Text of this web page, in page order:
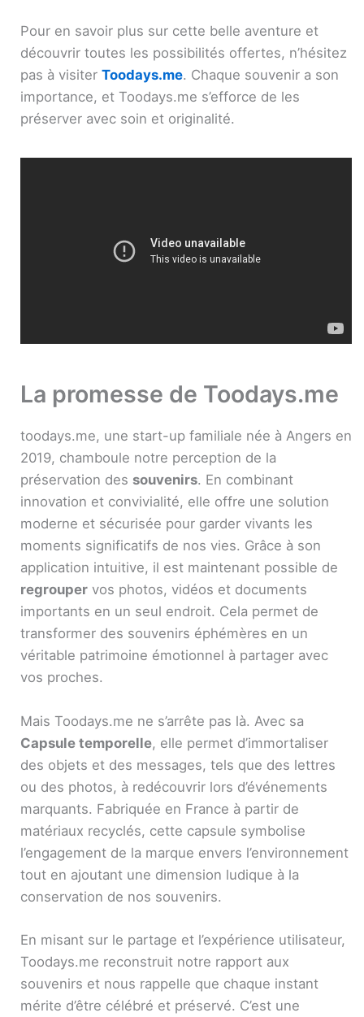
Pour en savoir plus sur cette belle aventure et
découvrir toutes les possibilités offertes, n’hésitez
pas à visiter Toodays.me. Chaque souvenir a son
importance, et Toodays.me s’efforce de les
préserver avec soin et originalité.
La promesse de Toodays.me
toodays.me, une start-up familiale née à Angers en
2019, chamboule notre perception de la
préservation des souvenirs. En combinant
innovation et convivialité, elle offre une solution
moderne et sécurisée pour garder vivants les
moments significatifs de nos vies. Grâce à son
application intuitive, il est maintenant possible de
regrouper vos photos, vidéos et documents
importants en un seul endroit. Cela permet de
transformer des souvenirs éphémères en un
véritable patrimoine émotionnel à partager avec
vos proches.
Mais Toodays.me ne s’arrête pas là. Avec sa
Capsule temporelle, elle permet d’immortaliser
des objets et des messages, tels que des lettres
ou des photos, à redécouvrir lors d’événements
marquants. Fabriquée en France à partir de
matériaux recyclés, cette capsule symbolise
l’engagement de la marque envers l’environnement
tout en ajoutant une dimension ludique à la
conservation de nos souvenirs.
En misant sur le partage et l’expérience utilisateur,
Toodays.me reconstruit notre rapport aux
souvenirs et nous rappelle que chaque instant
mérite d’être célébré et préservé. C’est une